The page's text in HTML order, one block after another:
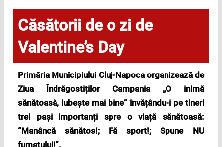
Căsătorii de o zi de
Valentine’s Day
Primăria Municipiului Cluj-Napoca organizează de
Ziua Îndrăgostiților Campania „O inimă
sănătoasă, iubeşte mai bine” învățându-i pe tineri
trei pași importanți spre o viață sănătoasă:
“Manâncă sănătos!; Fă sport!; Spune NU
fumatului!”.